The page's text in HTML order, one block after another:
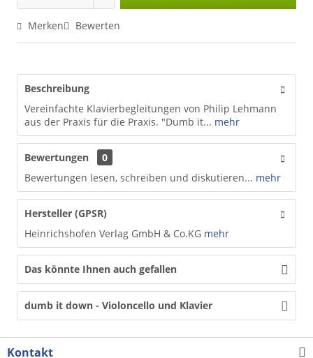
Merken Bewerten
Beschreibung
Vereinfachte Klavierbegleitungen von Philip Lehmann
aus der Praxis für die Praxis. "Dumb it... mehr
Bewertungen
0
Bewertungen lesen, schreiben und diskutieren... mehr
Hersteller (GPSR)
Heinrichshofen Verlag GmbH & Co.KG mehr
Das könnte Ihnen auch gefallen
dumb it down - Violoncello und Klavier
Kontakt